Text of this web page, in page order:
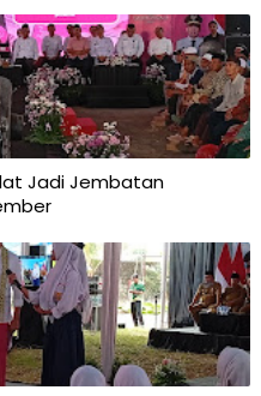
Jadi Jembatan